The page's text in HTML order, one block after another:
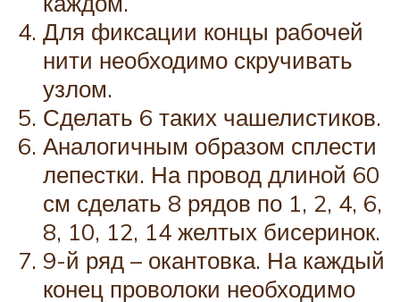
Для фиксации концы рабочей
нити необходимо скручивать
узлом.
Сделать 6 таких чашелистиков.
Аналогичным образом сплести
лепестки. На провод длиной 60
см сделать 8 рядов по 1, 2, 4, 6,
8, 10, 12, 14 желтых бисеринок.
9-й ряд – окантовка. На каждый
конец проволоки необходимо